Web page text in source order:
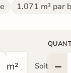
1.071 m² par
m² Soit